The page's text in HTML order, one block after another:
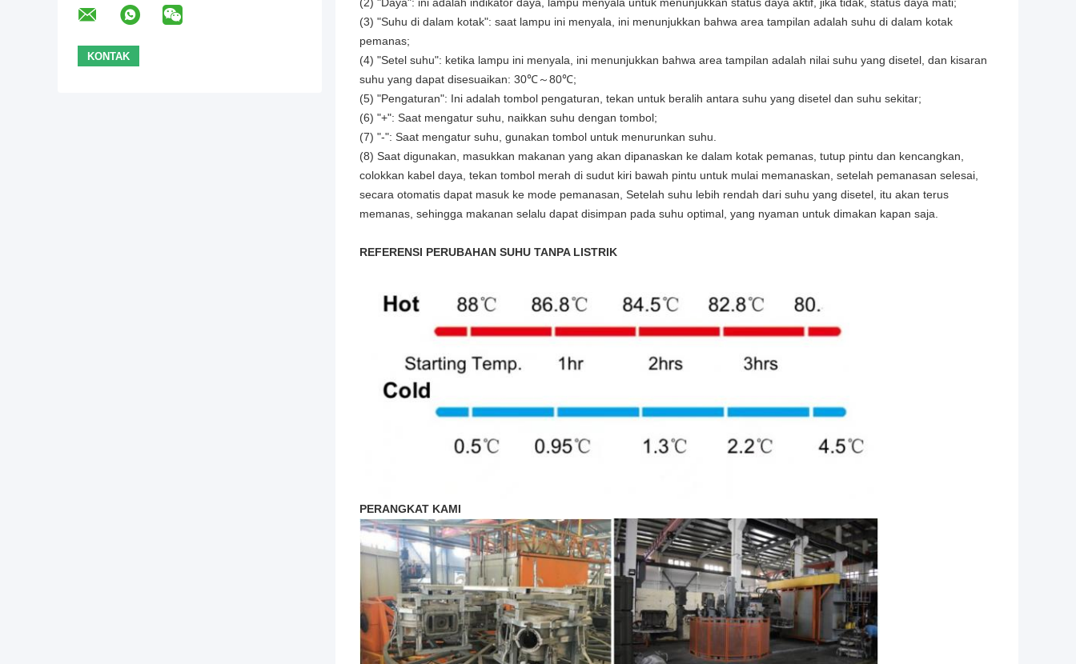
(2) "Daya": ini adalah indikator daya, lampu menyala untuk menunjukkan status daya aktif, jika tidak, status daya mati;
(3) "Suhu di dalam kotak": saat lampu ini menyala, ini menunjukkan bahwa area tampilan adalah suhu di dalam kotak
pemanas;
(4) "Setel suhu": ketika lampu ini menyala, ini menunjukkan bahwa area tampilan adalah nilai suhu yang disetel, dan kisaran
suhu yang dapat disesuaikan: 30℃～80℃;
(5) "Pengaturan": Ini adalah tombol pengaturan, tekan untuk beralih antara suhu yang disetel dan suhu sekitar;
(6) "+": Saat mengatur suhu, naikkan suhu dengan tombol;
(7) "-": Saat mengatur suhu, gunakan tombol untuk menurunkan suhu.
(8) Saat digunakan, masukkan makanan yang akan dipanaskan ke dalam kotak pemanas, tutup pintu dan kencangkan,
colokkan kabel daya, tekan tombol merah di sudut kiri bawah pintu untuk mulai memanaskan, setelah pemanasan selesai,
secara otomatis dapat masuk ke mode pemanasan, Setelah suhu lebih rendah dari suhu yang disetel, itu akan terus
memanas, sehingga makanan selalu dapat disimpan pada suhu optimal, yang nyaman untuk dimakan kapan saja.
REFERENSI PERUBAHAN SUHU TANPA LISTRIK
PERANGKAT KAMI